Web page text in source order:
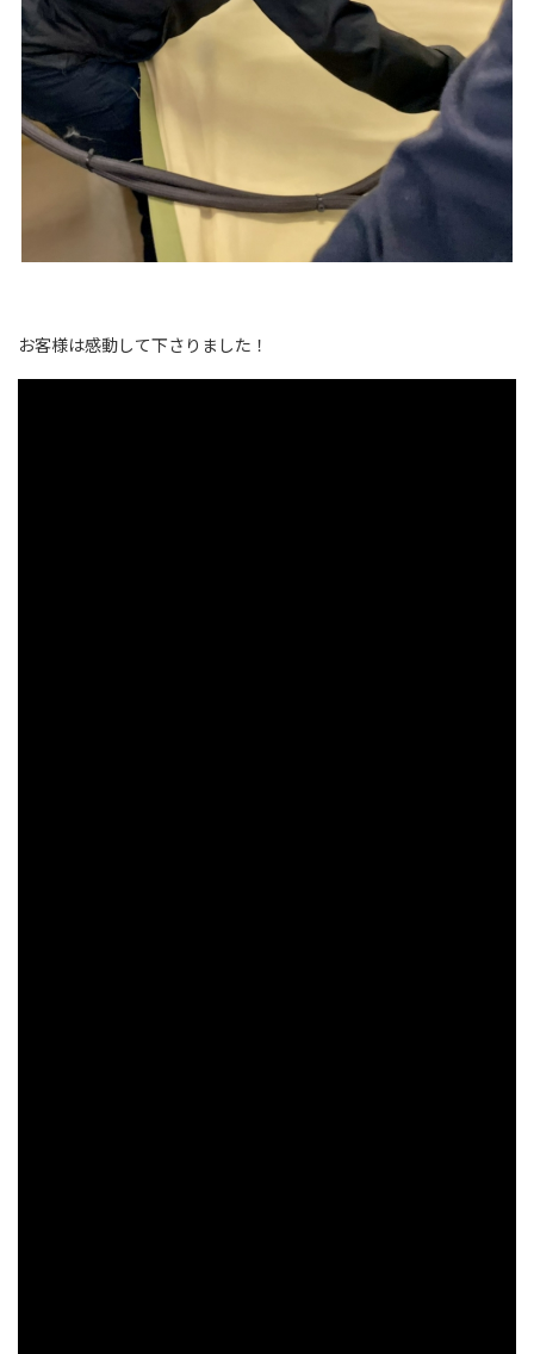
お客様は感動して下さりました！